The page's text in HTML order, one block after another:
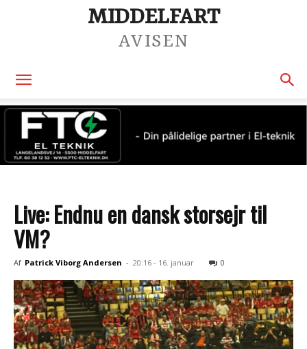
MIDDELFART
AVISEN
Live: Endnu en dansk storsejr til
VM?
Af Patrick Viborg Andersen - 20:16 - 16. januar 0